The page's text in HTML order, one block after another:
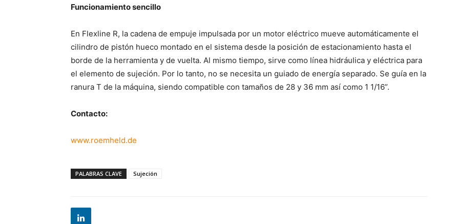
Funcionamiento sencillo
En Flexline R, la cadena de empuje impulsada por un motor eléctrico mueve automáticamente el
cilindro de pistón hueco montado en el sistema desde la posición de estacionamiento hasta el
borde de la herramienta y de vuelta. Al mismo tiempo, sirve como línea hidráulica y eléctrica para
el elemento de sujeción. Por lo tanto, no se necesita un guiado de energía separado. Se guía en la
ranura T de la máquina, siendo compatible con tamaños de 28 y 36 mm así como 1 1/16”.
Contacto:
www.roemheld.de
PALABRAS CLAVE Sujeción